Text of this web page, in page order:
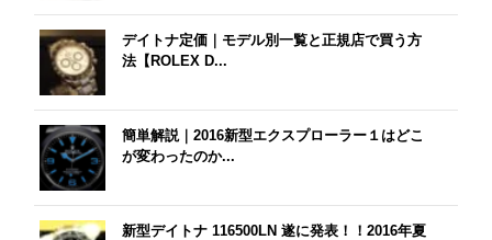
デイトナ定価｜モデル別一覧と正規店で買う方
法【ROLEX D...
簡単解説｜2016新型エクスプローラー１はどこ
が変わったのか...
新型デイトナ 116500LN 遂に発表！！2016年夏